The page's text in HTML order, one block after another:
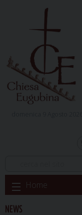
Skip
to
content
Home
NEWS